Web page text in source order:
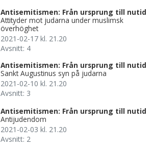
Antisemitismen: Från ursprung till nutid
Attityder mot judarna under muslimsk
överhöghet
2021-02-17 kl. 21.20
Avsnitt: 4
Antisemitismen: Från ursprung till nutid
Sankt Augustinus syn på judarna
2021-02-10 kl. 21.20
Avsnitt: 3
Antisemitismen: Från ursprung till nutid
Antijudendom
2021-02-03 kl. 21.20
Avsnitt: 2